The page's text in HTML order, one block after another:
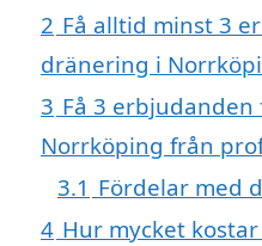
2 Få alltid minst 3
dränering i
3 Få 3
Norrköping från
3.1 Fördelar med
4 Hur mycket